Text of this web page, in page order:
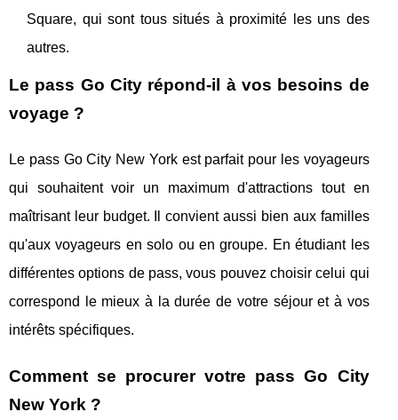
Square, qui sont tous situés à proximité les uns des
autres.
Le pass Go City répond-il à vos besoins de
voyage ?
Le pass Go City New York est parfait pour les voyageurs
qui souhaitent voir un maximum d'attractions tout en
maîtrisant leur budget. Il convient aussi bien aux familles
qu'aux voyageurs en solo ou en groupe. En étudiant les
différentes options de pass, vous pouvez choisir celui qui
correspond le mieux à la durée de votre séjour et à vos
intérêts spécifiques.
Comment se procurer votre pass Go City
New York ?